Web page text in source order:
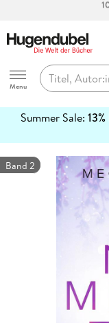
Hugendubel
Menu
Summer Sale:
erfahren
Band 2